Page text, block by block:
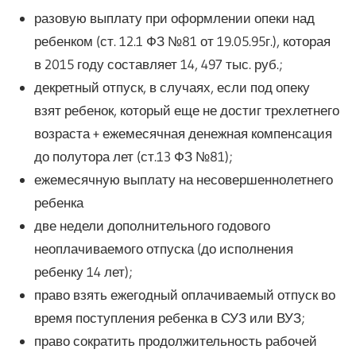
разовую выплату при оформлении опеки над
ребенком (ст. 12.1 ФЗ №81 от 19.05.95г.), которая
в 2015 году составляет 14, 497 тыс. руб.;
декретный отпуск, в случаях, если под опеку
взят ребенок, который еще не достиг трехлетнего
возраста + ежемесячная денежная компенсация
до полутора лет (ст.13 ФЗ №81);
ежемесячную выплату на несовершеннолетнего
ребенка
две недели дополнительного годового
неоплачиваемого отпуска (до исполнения
ребенку 14 лет);
право взять ежегодный оплачиваемый отпуск во
время поступления ребенка в СУЗ или ВУЗ;
право сократить продолжительность рабочей